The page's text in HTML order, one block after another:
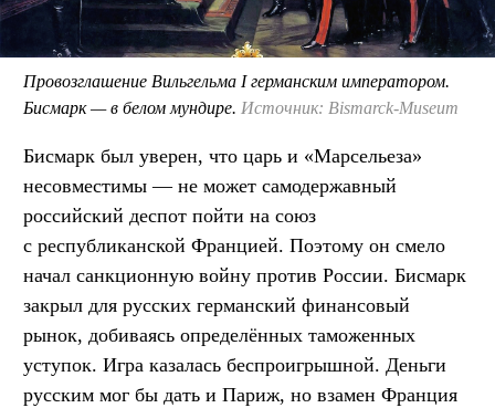
Провозглашение Вильгельма I германским императором.
Бисмарк — в белом мундире. Источник: Bismarck-Museum
Бисмарк был уверен, что царь и «Марсельеза»
несовместимы — не может самодержавный
российский деспот пойти на союз
с республиканской Францией. Поэтому он смело
начал санкционную войну против России. Бисмарк
закрыл для русских германский финансовый
рынок, добиваясь определённых таможенных
уступок. Игра казалась беспроигрышной. Деньги
русским мог бы дать и Париж, но взамен Франция